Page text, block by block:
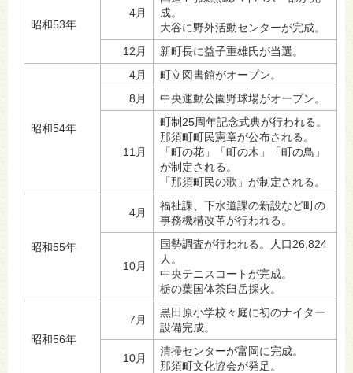
昭和53年
4月
成。
大谷に野外活動センターが完成。
12月
新町長に益子重雄氏が当選。
昭和54年
4月
町立図書館がオープン。
8月
中央運動公園野球場がオープン。
11月
町制25周年記念式典が行われる。
那須町町民憲章が公布される。
「町の花」「町の木」「町の鳥」
が制定される。
「那須町民の歌」が制定される。
昭和55年
4月
福祉課、下水道課の新設など町の
事務機構改革が行われる。
10月
国勢調査が行われる。人口26,824
人。
中央テニスコートが完成。
栃の葉国体茶臼岳採火。
昭和56年
7月
黒田原小学校々庭に初のナイター
設備完成。
10月
清掃センターが富岡に完成。
那須町文化協会が発足。